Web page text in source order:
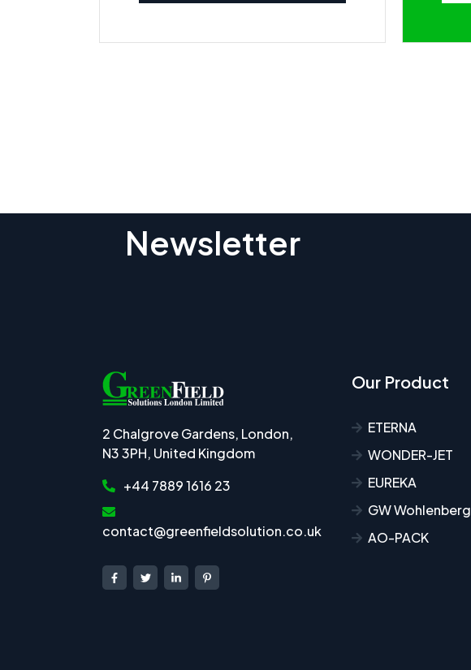
Newsletter
2 Chalgrove Gardens, London,
N3 3PH, United Kingdom
+44 7889 1616 23
contact@greenfieldsolution.co.uk
Our Product
ETERNA
WONDER-JET
EUREKA
GW Wohlenberg
AO-PACK